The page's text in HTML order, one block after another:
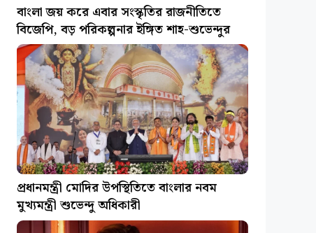
বাংলা জয় করে এবার সংস্কৃতির রাজনীতিতে
বিজেপি, বড় পরিকল্পনার ইঙ্গিত শাহ-শুভেন্দুর
প্রধানমন্ত্রী মোদির উপস্থিতিতে বাংলার নবম
মুখ্যমন্ত্রী শুভেন্দু অধিকারী